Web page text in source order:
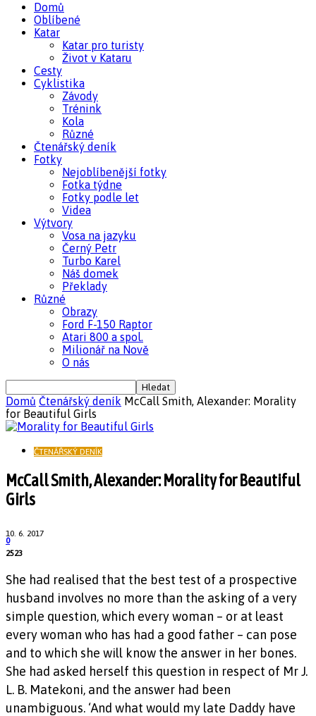
Domů
Oblíbené
Katar
Katar pro turisty
Život v Kataru
Cesty
Cyklistika
Závody
Trénink
Kola
Různé
Čtenářský deník
Fotky
Nejoblíbenější fotky
Fotka týdne
Fotky podle let
Videa
Výtvory
Vosa na jazyku
Černý Petr
Turbo Karel
Náš domek
Překlady
Různé
Obrazy
Ford F-150 Raptor
Atari 800 a spol.
Milionář na Nově
O nás
Domů Čtenářský deník McCall Smith, Alexander: Morality
for Beautiful Girls
ČTENÁŘSKÝ DENÍK
McCall Smith, Alexander: Morality for Beautiful
Girls
10. 6. 2017
0
2523
She had realised that the best test of a prospective
husband involves no more than the asking of a very
simple question, which every woman – or at least
every woman who has had a good father – can pose
and to which she will know the answer in her bones.
She had asked herself this question in respect of Mr J.
L. B. Matekoni, and the answer had been
unambiguous. ‘And what would my late Daddy have